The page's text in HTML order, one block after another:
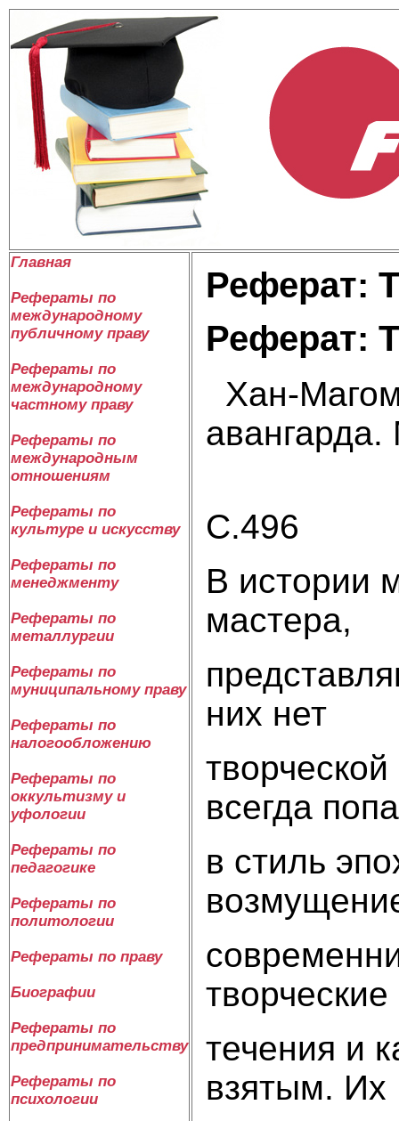
Главная
Рефераты по
международному
публичному праву
Рефераты по
международному
частному праву
Рефераты по
международным
отношениям
Рефераты по
культуре и искусству
Рефераты по
менеджменту
Рефераты по
металлургии
Рефераты по
муниципальному праву
Рефераты по
налогообложению
Рефераты по
оккультизму и
уфологии
Рефераты по
педагогике
Рефераты по
политологии
Рефераты по праву
Биографии
Рефераты по
предпринимательству
Рефераты по
психологии
Реферат:
Реферат:
Хан-
С.496
В истории
мастера,
них нет
всегда
в стиль
творческие
течения и
взятым. Их